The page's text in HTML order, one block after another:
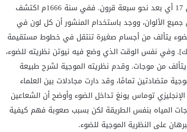
لم يظهر عالم في الضوء يعتد به بعد ابن الهيثم إلا في القرن 17 أي بعد نحو سبعة قرون. ففي سنة 1666م اكتشف
الألوان، ووجد باستخدام المنشور أن كل لون في
يتألف من أجسام صغيرة تنتقل في خطوط مستقيمة
وفي نفس الوقت الذي وضع فيه نيوتن نظريته للضوء،
يتألف من موجات. وقدم نظريته الموجية لشرح طبيعة
متضادتين تمامًا، وقد دارت مجادلات بين العلماء
بداية القرن 19 شرح الفيزيائي الإنجليزي توماس يونغ تداخل الضوء وأوضح أن الشعاعين
المياه بنفس الطريقة لكن بسبب صعوبة فهم كيفية
على النظرية الموجية للضوء.